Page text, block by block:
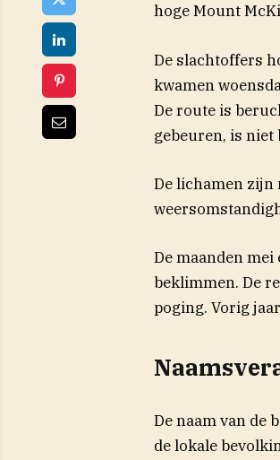
hoge Mount
De slachtoffers
kwamen
De route is
gebeuren, is niet
De lichamen zijn
De maanden
beklimmen. De
poging. Vorig
De naam van de
de lokale